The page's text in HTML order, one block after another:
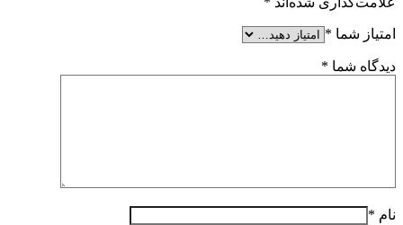
امتیاز شما *
دیدگاه شما *
نام *